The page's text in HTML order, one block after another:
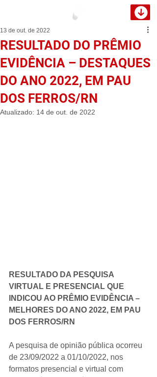
RESULTADO DO PRÊMIO
EVIDÊNCIA – DESTAQUES
DO ANO 2022, EM PAU
DOS FERROS/RN
13 de out. de 2022
Atualizado: 14 de out. de 2022
RESULTADO DA PESQUISA
VIRTUAL E PRESENCIAL QUE
INDICOU AO PRÊMIO EVIDÊNCIA –
MELHORES DO ANO 2022, EM PAU
DOS FERROS/RN
A pesquisa de opinião pública ocorreu
de 23/09/2022 a 01/10/2022, nos
formatos presencial e virtual com